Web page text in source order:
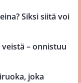
Siksi siitä voi
– onnistuu
joka